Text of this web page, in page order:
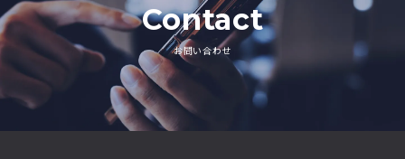
Contact
お問い合わせ